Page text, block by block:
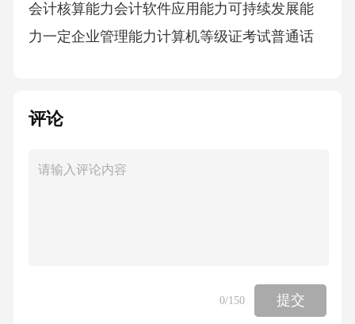
会计核算能力会计软件应用能力可持续发展能
力一定企业管理能力计算机等级证考试普通话
教学校内实训：计算技术（点钞、小键盘、计
6学期校外顶岗实习 第4、5学期校内仿真综合实
结合，能力进阶5、人才培养方案的实施专业带
头人校内专业教学团队兼职教师和行业专家 30
评论
0/150 提交